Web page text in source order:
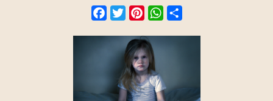
Facebook
TwitterPinterestWhatsApp
Share